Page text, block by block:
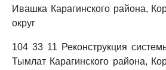
Ивашка Карагинского района,
округ
104 33 11 Реконструкция
Тымлат Карагинского района,